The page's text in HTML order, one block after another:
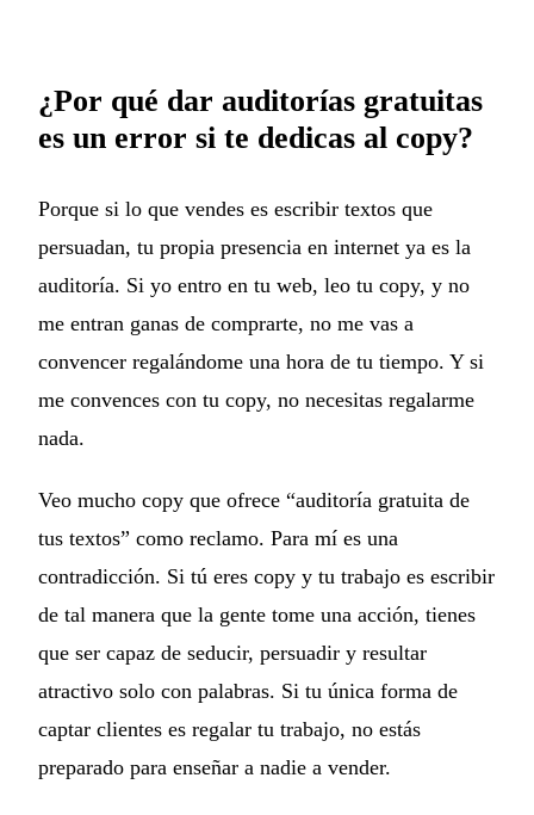
¿Por qué dar auditorías gratuitas
es un error si te dedicas al copy?
Porque si lo que vendes es escribir textos que
persuadan, tu propia presencia en internet ya es la
auditoría. Si yo entro en tu web, leo tu copy, y no
me entran ganas de comprarte, no me vas a
convencer regalándome una hora de tu tiempo. Y si
me convences con tu copy, no necesitas regalarme
nada.
Veo mucho copy que ofrece “auditoría gratuita de
tus textos” como reclamo. Para mí es una
contradicción. Si tú eres copy y tu trabajo es escribir
de tal manera que la gente tome una acción, tienes
que ser capaz de seducir, persuadir y resultar
atractivo solo con palabras. Si tu única forma de
captar clientes es regalar tu trabajo, no estás
preparado para enseñar a nadie a vender.